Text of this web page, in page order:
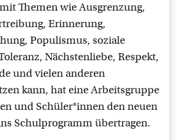
Themen wie Ausgrenzung,
Erinnerung,
Populismus, soziale
Nächstenliebe, Respekt,
und vielen anderen
kann, hat eine Arbeitsgruppe
und Schüler*innen den neuen
Schulprogramm übertragen.